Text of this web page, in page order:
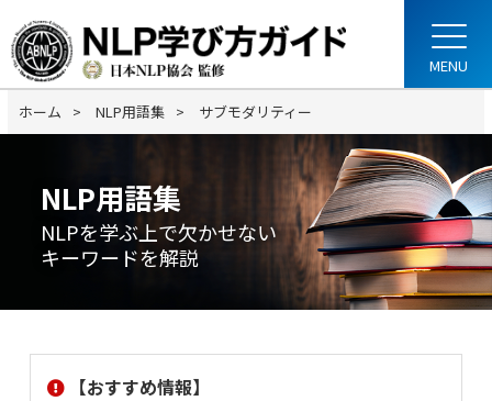
ホーム NLP用語集 サブモダリティー
NLP用語集
NLPを学ぶ上で欠かせない
キーワードを解説
【おすすめ情報】